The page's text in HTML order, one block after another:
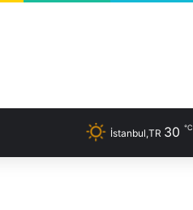
İstanbul,TR 30 ℃